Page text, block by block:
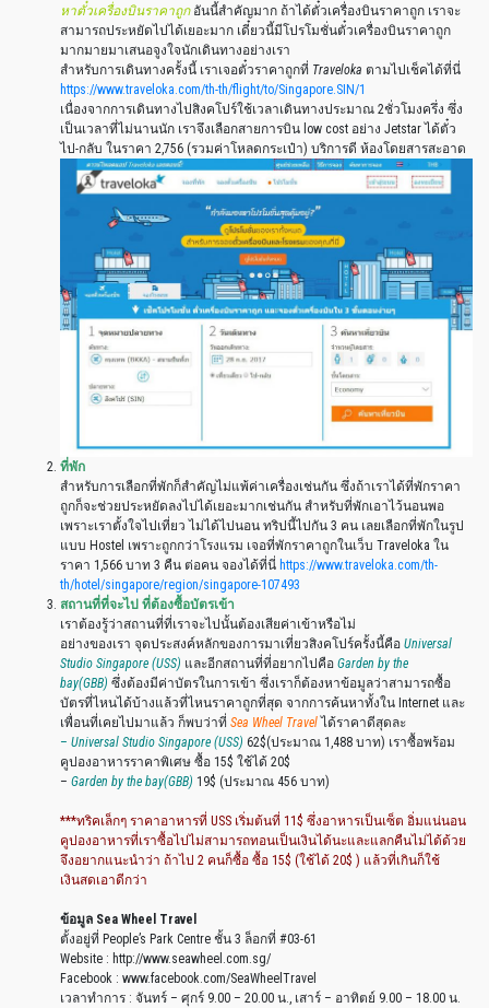
หาตั๋วเครื่องบินราคาถูกอันนี้สำคัญมาก ถ้าได้ตั๋วเครื่องบินราคาถูก เราจะ
สามารถประหยัดไปได้เยอะมาก เดี๋ยวนี้มีโปรโมชั่นตั๋วเครื่องบินราคาถูก
มากมายมาเสนอจูงใจนักเดินทางอย่างเรา
สำหรับการเดินทางครั้งนี้ เราเจอตั๋วราคาถูกที่ Traveloka ตามไปเช็คได้ที่นี่
https://www.traveloka.com/th-th/flight/to/Singapore.SIN/1
เนื่องจากการเดินทางไปสิงคโปร์ใช้เวลาเดินทางประมาณ 2ชั่วโมงครึ่ง ซึ่ง
เป็นเวลาที่ไม่นานนัก เราจึงเลือกสายการบิน low cost อย่าง Jetstar ได้ตั๋ว
ไป-กลับ ในราคา 2,756 (รวมค่าโหลดกระเป๋า) บริการดี ห้องโดยสารสะอาด
ที่พัก
สำหรับการเลือกที่พักก็สำคัญไม่แพ้ค่าเครื่องเช่นกัน ซึ่งถ้าเราได้ที่พักราคา
ถูกก็จะช่วยประหยัดลงไปได้เยอะมากเช่นกัน สำหรับที่พักเอาไว้นอนพอ
เพราะเราตั้งใจไปเที่ยว ไม่ได้ไปนอน ทริปนี้ไปกัน 3 คน เลยเลือกที่พักในรูป
แบบ Hostel เพราะถูกกว่าโรงแรม เจอที่พักราคาถูกในเว็บ Traveloka ใน
ราคา 1,566 บาท 3 คืน ต่อคน จองได้ที่นี่ https://www.traveloka.com/th-
th/hotel/singapore/region/singapore-107493
สถานที่ที่จะไป ที่ต้องซื้อบัตรเข้า
เราต้องรู้ว่าสถานที่ที่เราจะไปนั้นต้องเสียค่าเข้าหรือไม่
อย่างของเรา จุดประสงค์หลักของการมาเที่ยวสิงคโปร์ครั้งนี้คือ Universal
Studio Singapore (USS) และอีกสถานที่ที่อยากไปคือ Garden by the
bay(GBB) ซึ่งต้องมีค่าบัตรในการเข้า ซึ่งเราก็ต้องหาข้อมูลว่าสามารถซื้อ
บัตรที่ไหนได้บ้างแล้วที่ไหนราคาถูกที่สุด จากการค้นหาทั้งใน Internet และ
เพื่อนที่เคยไปมาแล้ว ก็พบว่าที่ Sea Wheel Travel ได้ราคาดีสุดละ
– Universal Studio Singapore (USS) 62$(ประมาณ 1,488 บาท) เราซื้อพร้อม
คูปองอาหารราคาพิเศษ ซื้อ 15$ ใช้ได้ 20$
– Garden by the bay(GBB) 19$ (ประมาณ 456 บาท)
***ทริคเล็กๆ ราคาอาหารที่ USS เริ่มต้นที่ 11$ ซึ่งอาหารเป็นเซ็ต อิ่มแน่นอน
คูปองอาหารที่เราซื้อไปไม่สามารถทอนเป็นเงินได้นะและแลกคืนไม่ได้ด้วย
จึงอยากแนะนำว่า ถ้าไป 2 คนก็ซื้อ ซื้อ 15$ (ใช้ได้ 20$ ) แล้วที่เกินก็ใช้
เงินสดเอาดีกว่า
ข้อมูล Sea Wheel Travel
ตั้งอยู่ที่ People’s Park Centre ชั้น 3 ล็อกที่ #03-61
Website : http://www.seawheel.com.sg/
Facebook : www.facebook.com/SeaWheelTravel
เวลาทำการ : จันทร์ – ศุกร์ 9.00 – 20.00 น., เสาร์ – อาทิตย์ 9.00 – 18.00 น.